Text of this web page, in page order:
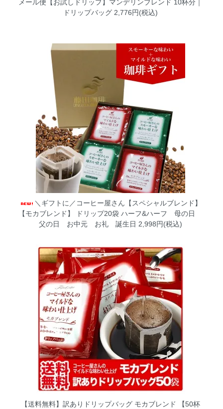
メール便【お試しドリップ】マンデリンブレンド 10杯分｜
ドリップバッグ2,776円(税込)
＼ギフトに／コーヒー屋さん【スペシャルブレンド】
【モカブレンド】 ドリップ20袋 ハーフ&ハーフ 母の日
父の日 お中元 お礼 誕生日 2,998円(税込)
【送料無料】訳ありドリップバッグ モカブレンド 【50杯